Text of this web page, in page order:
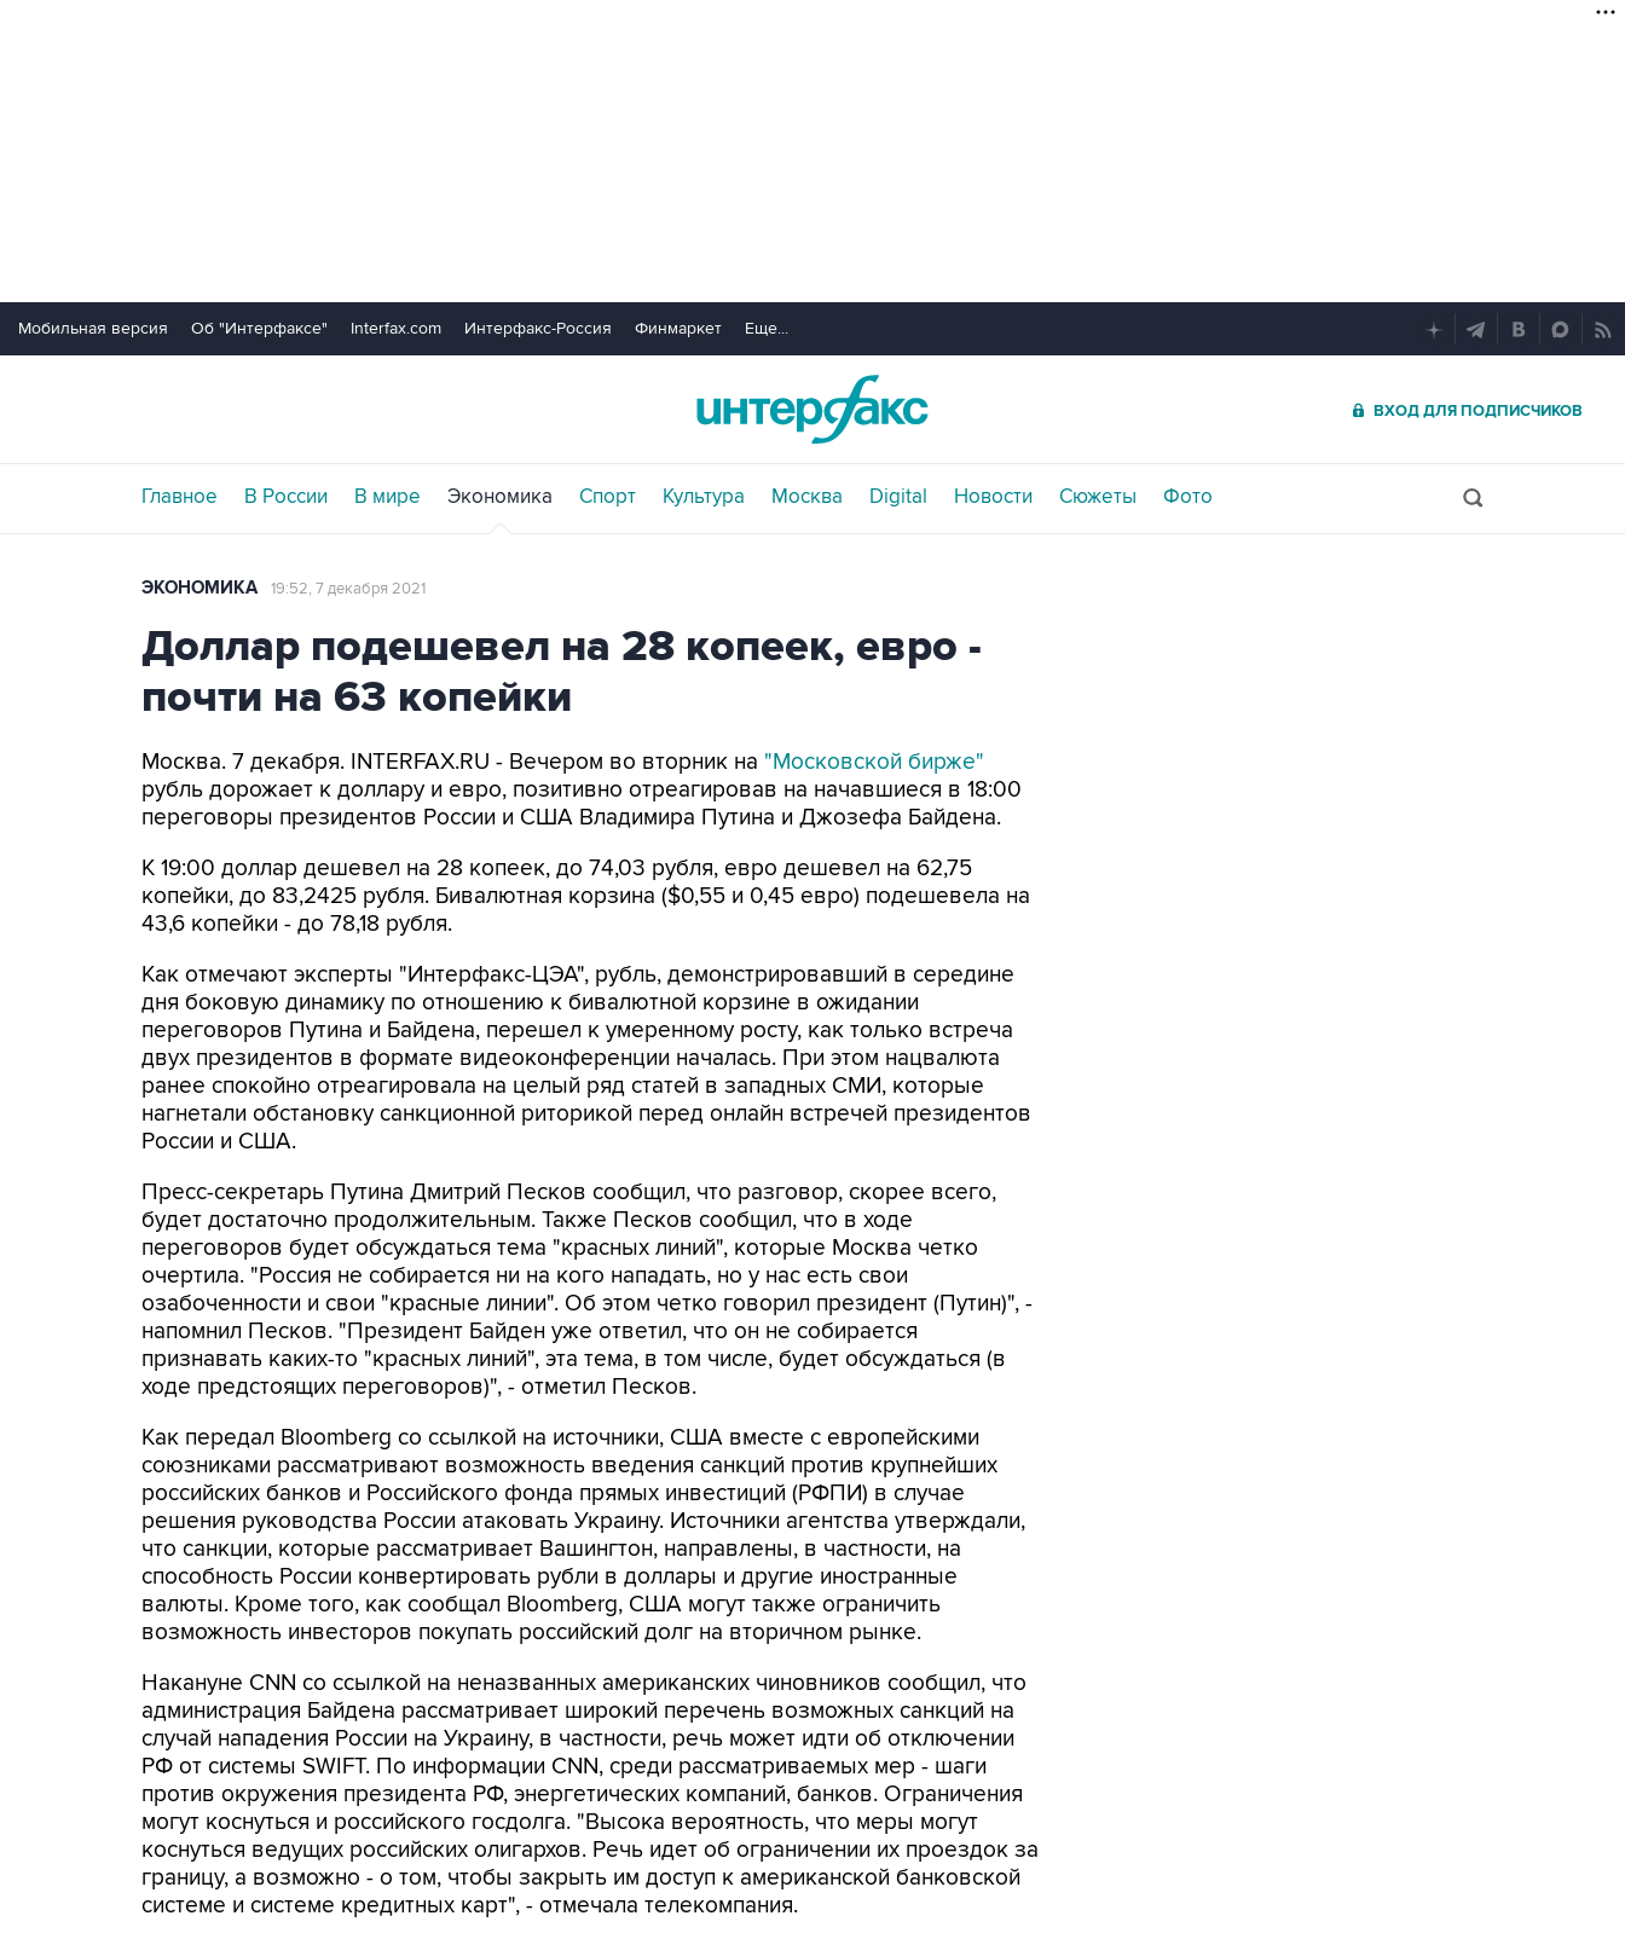
Мобильная версия Об "Интерфаксе" Interfax.com Интерфакс-Россия Финмаркет Еще...
ВХОД ДЛЯ ПОДПИСЧИКОВ
Главное В России В мире Экономика Спорт Культура Москва Digital Новости Сюжеты Фото
ЭКОНОМИКА 19:52, 7 декабря 2021
Доллар подешевел на 28 копеек, евро -
почти на 63 копейки
Москва. 7 декабря. INTERFAX.RU - Вечером во вторник на "Московской бирже"
рубль дорожает к доллару и евро, позитивно отреагировав на начавшиеся в 18:00
переговоры президентов России и США Владимира Путина и Джозефа Байдена.
К 19:00 доллар дешевел на 28 копеек, до 74,03 рубля, евро дешевел на 62,75
копейки, до 83,2425 рубля. Бивалютная корзина ($0,55 и 0,45 евро) подешевела на
43,6 копейки - до 78,18 рубля.
Как отмечают эксперты "Интерфакс-ЦЭА", рубль, демонстрировавший в середине
дня боковую динамику по отношению к бивалютной корзине в ожидании
переговоров Путина и Байдена, перешел к умеренному росту, как только встреча
двух президентов в формате видеоконференции началась. При этом нацвалюта
ранее спокойно отреагировала на целый ряд статей в западных СМИ, которые
нагнетали обстановку санкционной риторикой перед онлайн встречей президентов
России и США.
Пресс-секретарь Путина Дмитрий Песков сообщил, что разговор, скорее всего,
будет достаточно продолжительным. Также Песков сообщил, что в ходе
переговоров будет обсуждаться тема "красных линий", которые Москва четко
очертила. "Россия не собирается ни на кого нападать, но у нас есть свои
озабоченности и свои "красные линии". Об этом четко говорил президент (Путин)", -
напомнил Песков. "Президент Байден уже ответил, что он не собирается
признавать каких-то "красных линий", эта тема, в том числе, будет обсуждаться (в
ходе предстоящих переговоров)", - отметил Песков.
Как передал Bloomberg со ссылкой на источники, США вместе с европейскими
союзниками рассматривают возможность введения санкций против крупнейших
российских банков и Российского фонда прямых инвестиций (РФПИ) в случае
решения руководства России атаковать Украину. Источники агентства утверждали,
что санкции, которые рассматривает Вашингтон, направлены, в частности, на
способность России конвертировать рубли в доллары и другие иностранные
валюты. Кроме того, как сообщал Bloomberg, США могут также ограничить
возможность инвесторов покупать российский долг на вторичном рынке.
Накануне CNN со ссылкой на неназванных американских чиновников сообщил, что
администрация Байдена рассматривает широкий перечень возможных санкций на
случай нападения России на Украину, в частности, речь может идти об отключении
РФ от системы SWIFT. По информации CNN, среди рассматриваемых мер - шаги
против окружения президента РФ, энергетических компаний, банков. Ограничения
могут коснуться и российского госдолга. "Высока вероятность, что меры могут
коснуться ведущих российских олигархов. Речь идет об ограничении их проездок за
границу, а возможно - о том, чтобы закрыть им доступ к американской банковской
системе и системе кредитных карт", - отмечала телекомпания.